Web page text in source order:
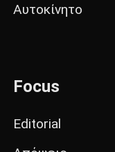
Αυτοκίνητο
Focus
Editorial